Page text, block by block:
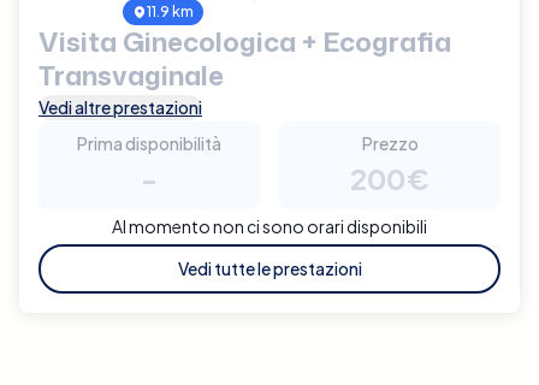
11.9 km
Visita Ginecologica + Ecografia
Transvaginale
Vedi altre prestazioni
Prima disponibilità
-
Prezzo
200€
Al momento non ci sono orari disponibili
Vedi tutte le prestazioni